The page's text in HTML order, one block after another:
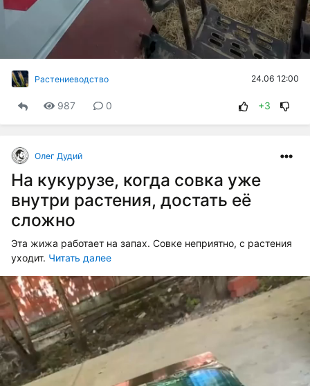
Растениеводство 24.06 12:00
987 0 +3
Олег Дудий
На кукурузе, когда совка уже
внутри растения, достать её
сложно
Эта жижа работает на запах. Совке неприятно, с растения
уходит. Читать далее